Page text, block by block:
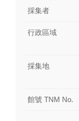
採集者
行政區域
採集地
館號 TNM No.